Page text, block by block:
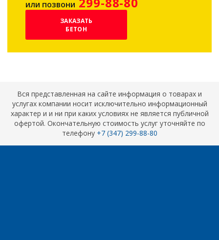
или позвони
ЗАКАЗАТЬ
БЕТОН
Вся представленная на сайте информация о товарах и
услугах компании носит исключительно информационный
характер и и ни при каких условиях не является публичной
офертой. Окончательную стоимость услуг уточняйте по
телефону +7 (347) 299-88-80